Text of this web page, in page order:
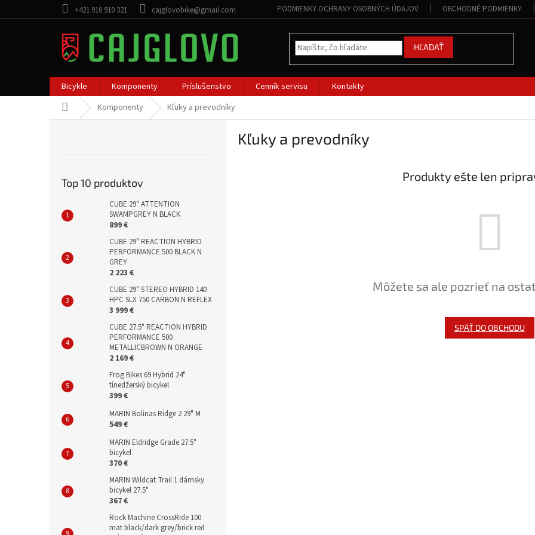
na
+421 910 910 321 cajglovobike@gmail.com PODMIENKY OCHRANY OSOBNÝCH ÚDAJOV OBCHODNÉ PODMIENKY
HĽADAŤ
Bicykle Komponenty Príslušenstvo Cenník servisu
Kontakty
DomovKomponenty Kľuky a prevodníky
Top 10 produktov
CUBE 29" ATTENTION
SWAMPGREY N BLACK
899 €
CUBE 29" REACTION HYBRID
PERFORMANCE 500 BLACK N
GREY
2 223 €
CUBE 29" STEREO HYBRID 140
HPC SLX 750 CARBON N REFLEX
3 999 €
CUBE 27.5" REACTION HYBRID
PERFORMANCE 500
METALLICBROWN N ORANGE
2 169 €
Frog Bikes 69 Hybrid 24"
tínedžerský bicykel
399 €
MARIN Bolinas Ridge 2 29" M
549 €
MARIN Eldridge Grade 27.5"
bicykel
370 €
MARIN Wildcat Trail 1 dámsky
bicykel 27.5"
367 €
Rock Machine CrossRide 100
mat black/dark grey/brick red
Kľuky a prevodníky
Produkty ešte len
Môžete sa ale pozrieť na
SPÄŤ DO OBCHODU